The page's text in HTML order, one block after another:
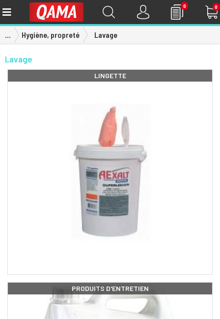
0 0
... Hygiène, propreté Lavage
Lavage
LINGETTE
PRODUITS D'ENTRETIEN